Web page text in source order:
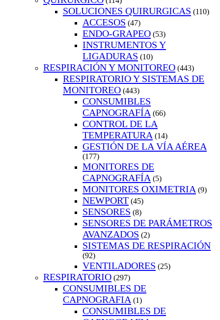
SOLUCIONES QUIRURGICAS (110)
ACCESOS (47)
ENDO-GRAPEO (53)
INSTRUMENTOS Y
LIGADURAS (10)
RESPIRACIÓN Y MONITOREO (443)
RESPIRATORIO Y SISTEMAS DE
MONITOREO (443)
CONSUMIBLES
CAPNOGRAFÍA (66)
CONTROL DE LA
TEMPERATURA (14)
GESTIÓN DE LA VÍA AÉREA
(177)
MONITORES DE
CAPNOGRAFÍA (5)
MONITORES OXIMETRIA (9)
NEWPORT (45)
SENSORES (8)
SENSORES DE PARÁMETROS
AVANZADOS (2)
SISTEMAS DE RESPIRACIÓN
(92)
VENTILADORES (25)
RESPIRATORIO (297)
CONSUMIBLES DE
CAPNOGRAFIA (1)
CONSUMIBLES DE